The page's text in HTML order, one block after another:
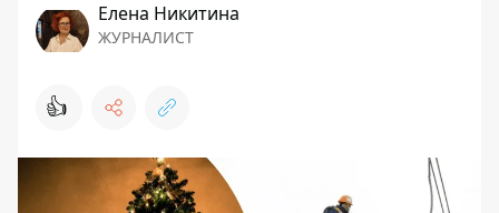
Елена Никитина
ЖУРНАЛИСТ
👍